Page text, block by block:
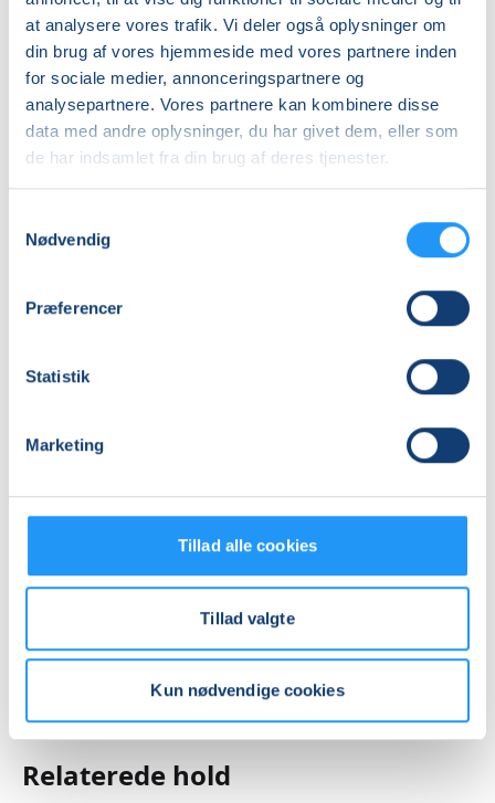
at analysere vores trafik. Vi deler også oplysninger om
din brug af vores hjemmeside med vores partnere inden
for sociale medier, annonceringspartnere og
analysepartnere. Vores partnere kan kombinere disse
data med andre oplysninger, du har givet dem, eller som
de har indsamlet fra din brug af deres tjenester.
Nødvendig
Præferencer
Statistik
Marketing
Tillad alle cookies
Tillad valgte
Kun nødvendige cookies
Hvem er holdet for?
Kurset er for alle, der har lyst til at lære at sy eller
blive bedre til det. Både nybegyndere og mere
erfarne deltagere er velkomne. Du behøver ingen
Almen
DKK 500,00
Info
Nummer
lørdag 31.10.2026, kl. 09.00 - 16.00
1 mødegang
Se på kort
Praktiske oplysninger
Relaterede hold